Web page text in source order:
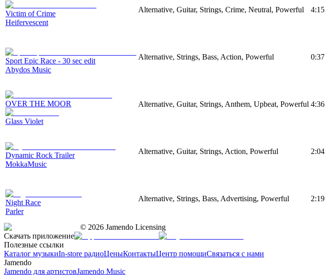
Victim of Crime
Heifervescent
Alternative, Guitar, Strings, Crime, Neutral, Powerful 4:15
Sport Epic Race - 30 sec edit
Abydos Music
Alternative, Strings, Bass, Action, Powerful 0:37
OVER THE MOOR
Glass Violet
Alternative, Guitar, Strings, Anthem, Upbeat, Powerful 4:36
Dynamic Rock Trailer
MokkaMusic
Alternative, Guitar, Strings, Action, Powerful 2:04
Night Race
Parler
Alternative, Strings, Bass, Advertising, Powerful 2:19
© 2026 Jamendo Licensing
Скачать приложение
Полезные ссылки
Каталог музыкиIn-store радиоЦеныКонтактыЦентр помощиСвязаться с нами
Jamendo
Jamendo для артистовJamendo Music